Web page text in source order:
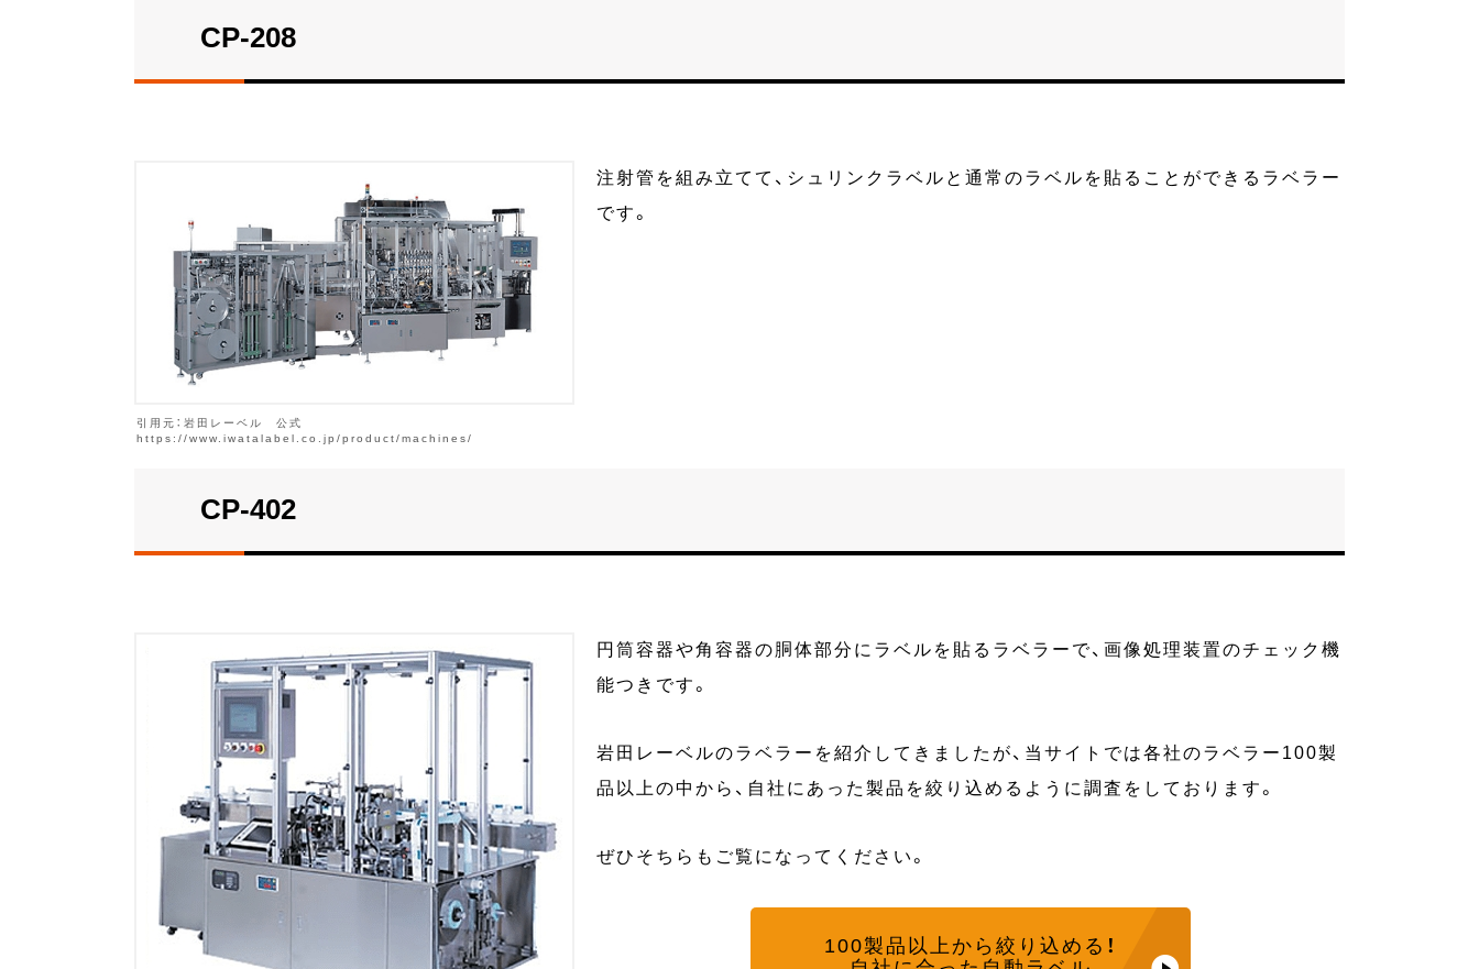
CP-208
引用元：岩田レーベル 公式
https://www.iwatalabel.co.jp/product/machines/
注射管を組み立てて、シュリンクラベルと通常のラベルを貼ることができるラベラー
です。
CP-402
円筒容器や角容器の胴体部分にラベルを貼るラベラーで、画像処理装置のチェック機
能つきです。
岩田レーベルのラベラーを紹介してきましたが、当サイトでは各社のラベラー100製
品以上の中から、自社にあった製品を絞り込めるように調査をしております。
ぜひそちらもご覧になってください。
100製品以上から 絞り込める！